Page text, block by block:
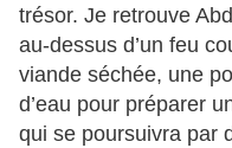
trésor. Je retrouve
au-dessus d’un feu
viande séchée, une
d’eau pour préparer
qui se poursuivra par